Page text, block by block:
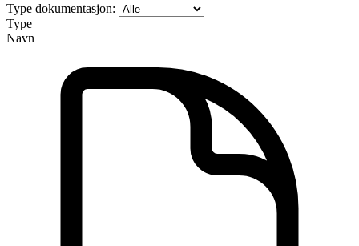
Type dokumentasjon:
Type
Navn